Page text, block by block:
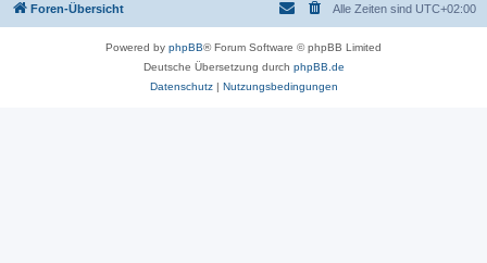
Foren-Übersicht Alle Zeiten sind UTC+02:00
Powered by phpBB® Forum Software © phpBB Limited
Deutsche Übersetzung durch phpBB.de
Datenschutz| Nutzungsbedingungen